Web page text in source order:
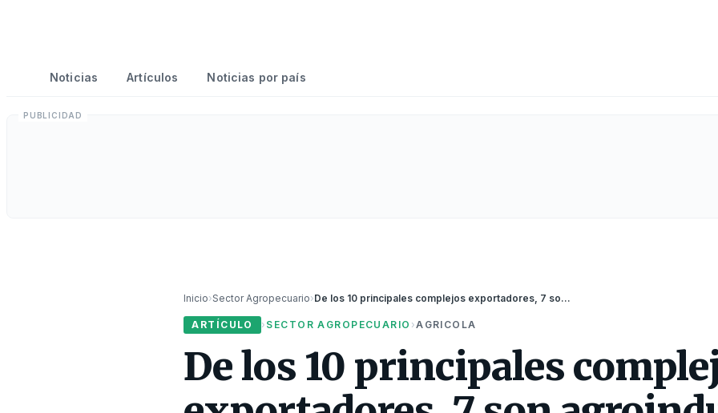
Noticias Artículos Noticias por país
Inicio›Sector Agropecuario› De los 10 principales complejos exportadores, 7 son agroindustriales y están perdiendo competitividad con Brasil
ARTÍCULO › SECTOR AGROPECUARIO ›AGRICOLA
De los 10 principales